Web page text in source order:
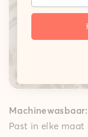
Een zachte
terwijl de High-
gepolsterde mat
brengt ze
Machinewasbaar:
Past in elke maat